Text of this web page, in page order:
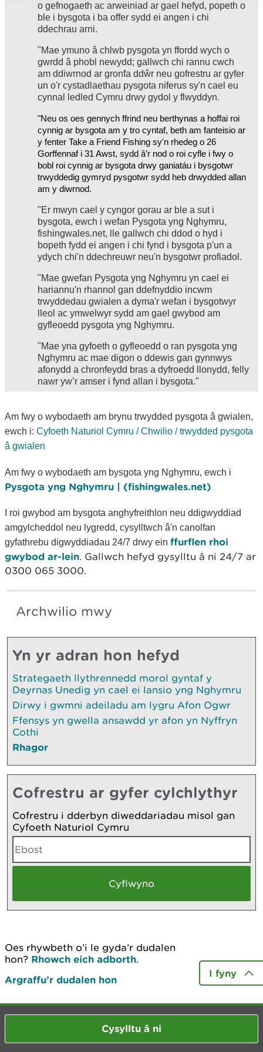
o gefnogaeth ac arweiniad ar gael hefyd, popeth o
ble i bysgota i ba offer sydd ei angen i chi
ddechrau arni.
"Mae ymuno â chlwb pysgota yn ffordd wych o
gwrdd â phobl newydd; gallwch chi rannu cwch
am ddiwrnod ar gronfa ddŵr neu gofrestru ar gyfer
un o'r cystadlaethau pysgota niferus sy'n cael eu
cynnal ledled Cymru drwy gydol y flwyddyn.
"Neu os oes gennych ffrind neu berthynas a hoffai roi
cynnig ar bysgota am y tro cyntaf, beth am fanteisio ar
y fenter Take a Friend Fishing sy'n rhedeg o 26
Gorffennaf i 31 Awst, sydd â’r nod o roi cyfle i fwy o
bobl roi cynnig ar bysgota drwy ganiatáu i bysgotwr
trwyddedig gymryd pysgotwr sydd heb drwydded allan
am y diwrnod.
"Er mwyn cael y cyngor gorau ar ble a sut i
bysgota, ewch i wefan Pysgota yng Nghymru,
fishingwales.net, lle gallwch chi ddod o hyd i
bopeth fydd ei angen i chi fynd i bysgota p'un a
ydych chi'n ddechreuwr neu'n bysgotwr profiadol.
"Mae gwefan Pysgota yng Nghymru yn cael ei
hariannu'n rhannol gan ddefnyddio incwm
trwyddedau gwialen a dyma'r wefan i bysgotwyr
lleol ac ymwelwyr sydd am gael gwybod am
gyfleoedd pysgota yng Nghymru.
"Mae yna gyfoeth o gyfleoedd o ran pysgota yng
Nghymru ac mae digon o ddewis gan gynnwys
afonydd a chronfeydd bras a dyfroedd llonydd, felly
nawr yw’r amser i fynd allan i bysgota."
Am fwy o wybodaeth am brynu trwydded pysgota â gwialen,
ewch i: Cyfoeth Naturiol Cymru / Chwilio / trwydded pysgota
â gwialen
Am fwy o wybodaeth am bysgota yng Nghymru, ewch i
Pysgota yng Nghymru | (fishingwales.net)
I roi gwybod am bysgota anghyfreithlon neu ddigwyddiad
amgylcheddol neu lygredd, cysylltwch â'n canolfan
gyfathrebu digwyddiadau 24/7 drwy ein ffurflen rhoi
gwybod ar-lein. Gallwch hefyd gysylltu â ni 24/7 ar
0300 065 3000.
Archwilio mwy
Yn yr adran hon hefyd
Strategaeth llythrennedd morol gyntaf y
Deyrnas Unedig yn cael ei lansio yng Nghymru
Dirwy i gwmni adeiladu am lygru Afon Ogwr
Ffensys yn gwella ansawdd yr afon yn Nyffryn
Cothi
Rhagor
Cofrestru ar gyfer cylchlythyr
Cofrestru i dderbyn diweddariadau misol gan
Cyfoeth Naturiol Cymru
Oes rhywbeth o’i le gyda’r dudalen
hon? Rhowch eich adborth.
Argraffu’r dudalen hon
I fyny
Cysylltu â ni